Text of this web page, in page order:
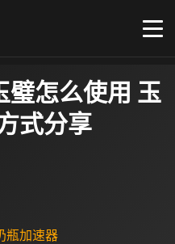
璧怎么使用 玉
式分享
瓶加速器